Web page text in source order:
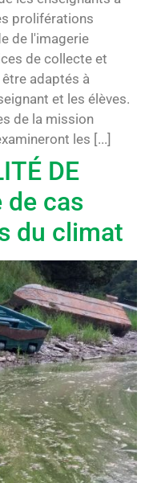
proliférations
de l'imagerie
de collecte et
adaptés à
et les élèves.
de la mission
les [...]
DE
de cas
du climat